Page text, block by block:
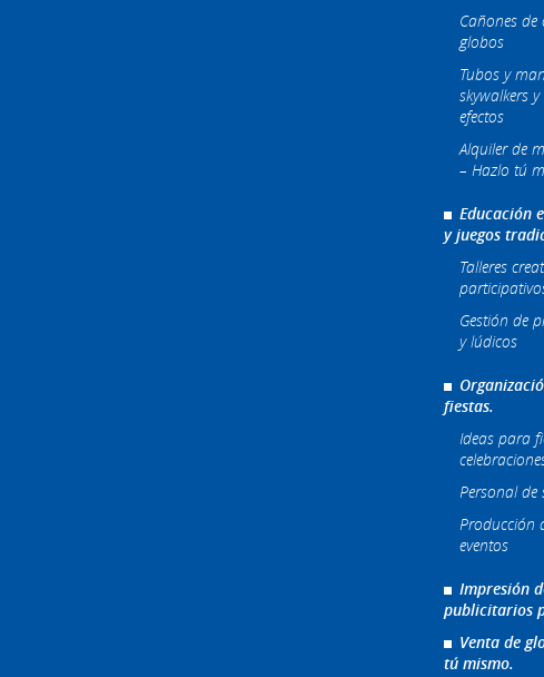
Cañones
globos
Tubos y
skywalkers
efectos
Alquiler de
– Hazlo tú
Educación
y juegos
Talleres
Gestión de
y lúdicos
fiestas.
Ideas para
Personal
Producción
eventos
Impresión
publicitarios
Venta de
tú mismo.